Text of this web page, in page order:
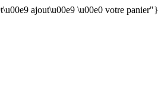
ajout\u00e9 \u00e0 votre panier"}